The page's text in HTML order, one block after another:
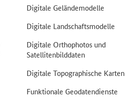
Digitale Geländemodelle
Digitale Landschaftsmodelle
Digitale Orthophotos und
Satellitenbilddaten
Digitale Topographische Karten
Funktionale Geodatendienste